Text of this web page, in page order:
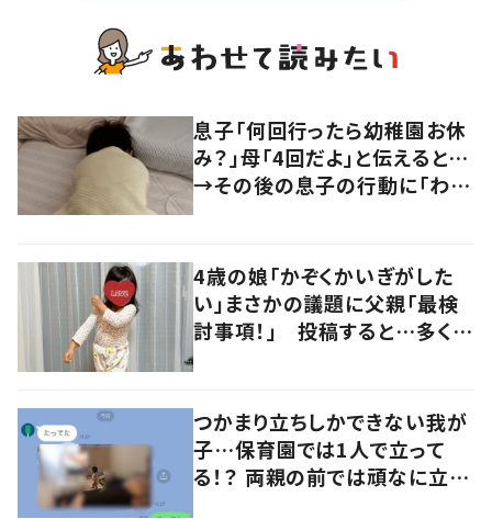
息子「何回行ったら幼稚園お休
み？」母「4回だよ」と伝えると…
→その後の息子の行動に「わか
4歳の娘「かぞくかいぎがした
い」まさかの議題に父親「最検
討事項！」 投稿すると…多くの
つかまり立ちしかできない我が
子…保育園では1人で立って
る！？ 両親の前では頑なに立た